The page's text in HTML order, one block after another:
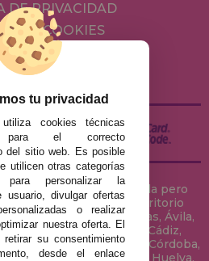
DE PRIVACIDAD
DE COOKIES
DEVOLUCIONES
/ DESISTIMIENTO
está ubicada en Sevilla pero
cualquier ciudad del territorio
Alicante, Almería, Asturias, Ávila,
Burgos, Cáceres, Cádiz,
Ceuta, Ciudad Real, Córdoba,
tu privacidad
cookies técnicas
para el correcto
del sitio web. Es posible
utilicen otras categorías
personalizar la
usuario, divulgar ofertas
o realizar
nuestra oferta. El
retirar su consentimiento
desde el enlace